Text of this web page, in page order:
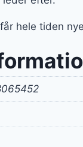
hele tiden